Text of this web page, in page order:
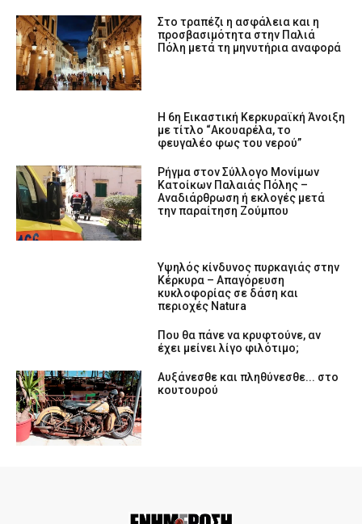
Στο τραπέζι η ασφάλεια και η
προσβασιμότητα στην Παλιά
Πόλη μετά τη μηνυτήρια αναφορά
Η 6η Εικαστική Κερκυραϊκή Άνοιξη
με τίτλο “Ακουαρέλα, το
φευγαλέο φως του νερού”
Ρήγμα στον Σύλλογο Μονίμων
Κατοίκων Παλαιάς Πόλης –
Αναδιάρθρωση ή εκλογές μετά
την παραίτηση Ζούμπου
Υψηλός κίνδυνος πυρκαγιάς στην
Κέρκυρα – Απαγόρευση
κυκλοφορίας σε δάση και
περιοχές Natura
Που θα πάνε να κρυφτούνε, αν
έχει μείνει λίγο φιλότιμο;
Αυξάνεσθε και πληθύνεσθε... στο
κουτουρού